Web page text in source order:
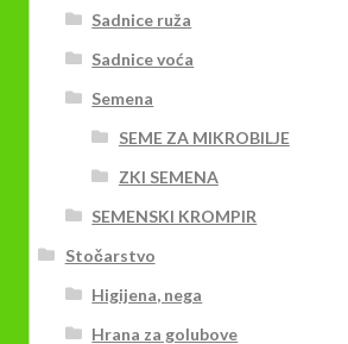
Sadnice ruža
Sadnice voća
Semena
SEME ZA MIKROBILJE
ZKI SEMENA
SEMENSKI KROMPIR
Stočarstvo
Higijena, nega
Hrana za golubove